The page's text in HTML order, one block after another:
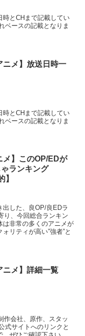
時とCHまで記載してい
ベースの記載となりま
ニメ】放送日時一
時とCHまで記載してい
ベースの記載となりま
メ】このOP/EDが
ランキング
】
出した、良OP/良EDラ
り、今回総合ランキン
は非常の多くのアニメが
リティが高い”強者”と
ニメ】詳細一覧
作会社、原作、スタッ
式サイトへのリンクと